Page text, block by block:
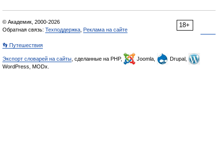
18+
© Академик, 2000-2026
Обратная связь: Техподдержка Реклама на сайте
👣 Путешествия
Экспорт словарей на сайты , сделанные на PHP, Joomla,
Drupal,
WordPress, MODx.